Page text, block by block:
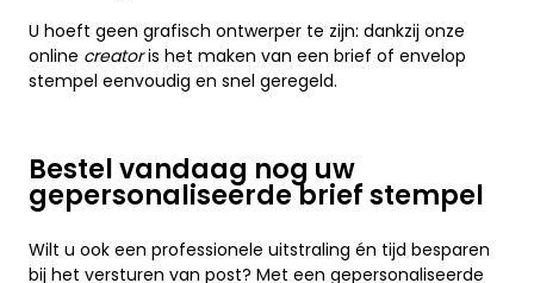
U hoeft geen grafisch ontwerper te zijn: dankzij onze
online creatoris het maken van een brief of envelop
stempel eenvoudig en snel geregeld.
Bestel vandaag nog uw
gepersonaliseerde brief stempel
Wilt u ook een professionele uitstraling én tijd besparen
bij het versturen van post? Met een gepersonaliseerde